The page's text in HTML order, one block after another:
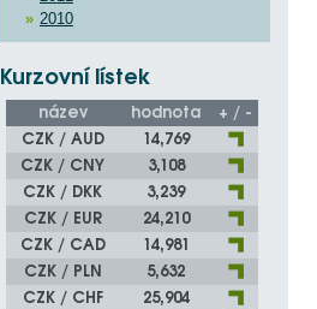
2010
Kurzovní lístek
název hodnota
+ / -
CZK / AUD
14,769
CZK / CNY
3,108
CZK / DKK
3,239
CZK / EUR
24,210
CZK / CAD
14,981
CZK / PLN
5,632
CZK / CHF
25,904